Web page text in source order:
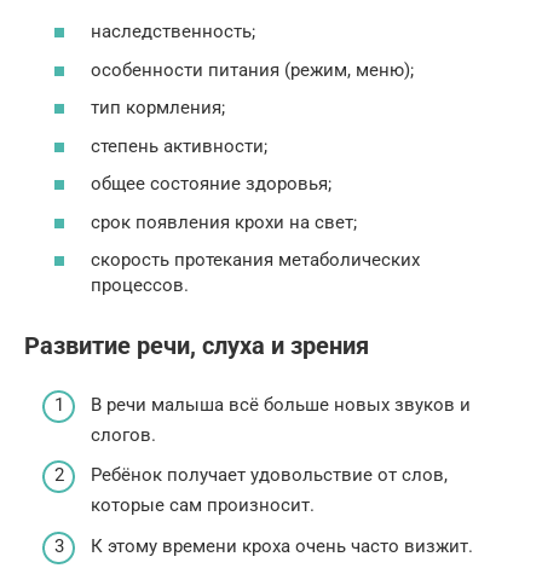
наследственность;
особенности питания (режим, меню);
тип кормления;
степень активности;
общее состояние здоровья;
срок появления крохи на свет;
скорость протекания метаболических
процессов.
Развитие речи, слуха и зрения
В речи малыша всё больше новых звуков и
слогов.
Ребёнок получает удовольствие от слов,
которые сам произносит.
К этому времени кроха очень часто визжит.